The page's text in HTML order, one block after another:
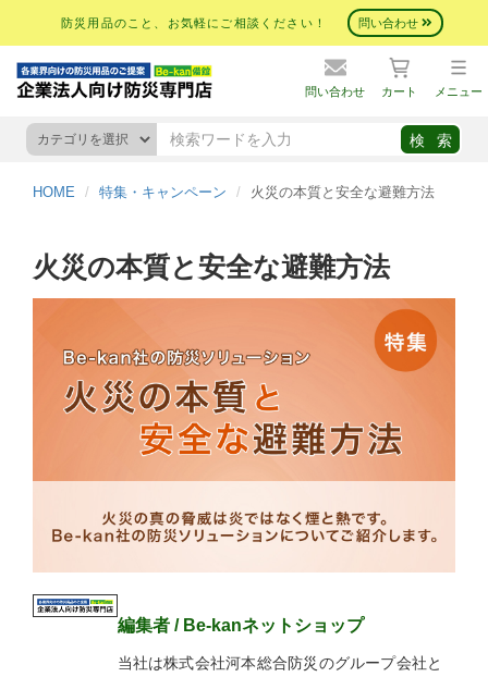
防災用品のこと、お気軽にご相談ください！ 問い合わせ
問い合わせ カート メニュー
HOME 特集・キャンペーン 火災の本質と安全な避難方法
火災の本質と安全な避難方法
編集者 / Be-kanネットショップ
当社は株式会社河本総合防災のグループ会社と